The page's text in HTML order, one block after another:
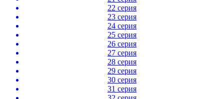
22 серия
23 серия
24 серия
25 серия
26 серия
27 серия
28 серия
29 серия
30 серия
31 серия